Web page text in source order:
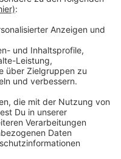
Jahre in Tests
eher nur 20
waren“, wie
würde der ein